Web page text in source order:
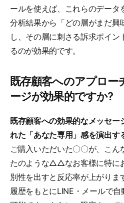
ールを使えば、これらのデータ
分析結果から「どの層がまだ興
し、その層に刺さる訴求ポイ
るのが効果的です。
既存顧客へのアプロー
ージが効果的ですか?
既存顧客への効果的なメッセー
れた「あなた専用」感を演出す
ご購入いただいた〇〇が、こん
たのような△△なお客様に特に
別性を出すと反応率が上がり
履歴をもとにLINE・メールで